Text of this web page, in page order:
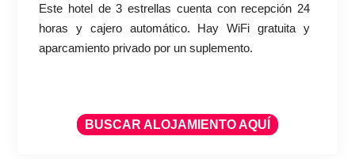
Este hotel de 3 estrellas cuenta con recepción 24
horas y cajero automático. Hay WiFi gratuita y
aparcamiento privado por un suplemento.
BUSCAR ALOJAMIENTO AQUÍ